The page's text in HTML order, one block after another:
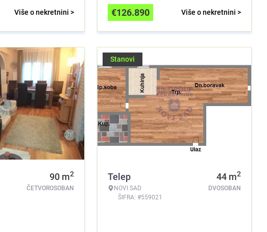
Više o nekretnini > Više o nekretnini >
€126.890
90 m2
ČETVOROSOBAN
Stanovi
Telep
NOVI SAD
ŠIFRA: #559021
44 m2
DVOSOBAN